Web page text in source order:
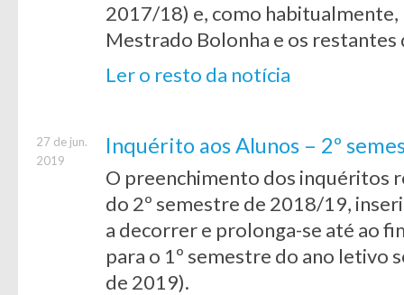
2017/18) e, como habitualmente,
Mestrado Bolonha e os
Ler o resto da notícia
27 de jun.
2019
Inquérito aos Alunos – 2º
O preenchimento dos inquéritos
do 2º semestre de 2018/19,
a decorrer e prolonga-se até ao
para o 1º semestre do ano letivo
de 2019).